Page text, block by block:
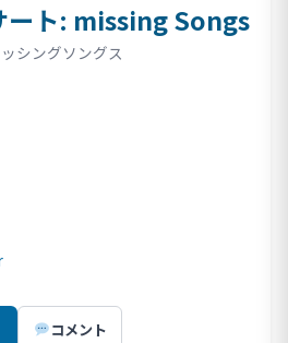
ート: missing Songs
シングソングス
コメント